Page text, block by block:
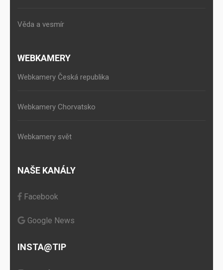
Věda a vesmír
WEBKAMERY
Webkamery Česká republika
Webkamery Chorvatsko
Webkamery svět
NAŠE KANÁLY
Facebook
Google News
INSTA@TIP